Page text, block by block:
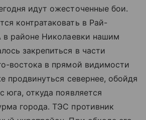
идут ожесточенные бои.
контратаковать в Рай-
в районе Николаевки нашим
закрепиться в части
востока в прямой видимости
продвинуться севернее, обойдя
юга, откуда появляется
города. ТЭС противник